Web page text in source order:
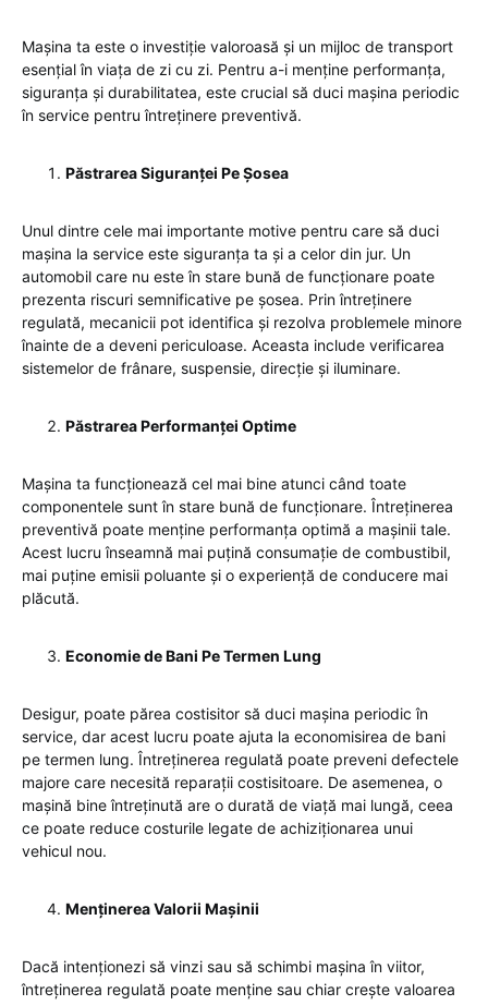
Mașina ta este o investiție valoroasă și un mijloc de transport
esențial în viața de zi cu zi. Pentru a-i menține performanța,
siguranța și durabilitatea, este crucial să duci mașina periodic
în service pentru întreținere preventivă.
Păstrarea Siguranței Pe Șosea
Unul dintre cele mai importante motive pentru care să duci
mașina la service este siguranța ta și a celor din jur. Un
automobil care nu este în stare bună de funcționare poate
prezenta riscuri semnificative pe șosea. Prin întreținere
regulată, mecanicii pot identifica și rezolva problemele minore
înainte de a deveni periculoase. Aceasta include verificarea
sistemelor de frânare, suspensie, direcție și iluminare.
Păstrarea Performanței Optime
Mașina ta funcționează cel mai bine atunci când toate
componentele sunt în stare bună de funcționare. Întreținerea
preventivă poate menține performanța optimă a mașinii tale.
Acest lucru înseamnă mai puțină consumație de combustibil,
mai puține emisii poluante și o experiență de conducere mai
plăcută.
Economie de Bani Pe Termen Lung
Desigur, poate părea costisitor să duci mașina periodic în
service, dar acest lucru poate ajuta la economisirea de bani
pe termen lung. Întreținerea regulată poate preveni defectele
majore care necesită reparații costisitoare. De asemenea, o
mașină bine întreținută are o durată de viață mai lungă, ceea
ce poate reduce costurile legate de achiziționarea unui
vehicul nou.
Menținerea Valorii Mașinii
Dacă intenționezi să vinzi sau să schimbi mașina în viitor,
întreținerea regulată poate menține sau chiar crește valoarea